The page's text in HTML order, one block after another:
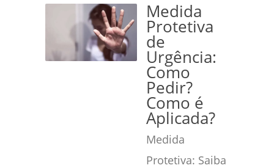
Medida
Protetiva
de
Urgência:
Como
Pedir?
Como é
Aplicada?
Medida
Protetiva: Saiba